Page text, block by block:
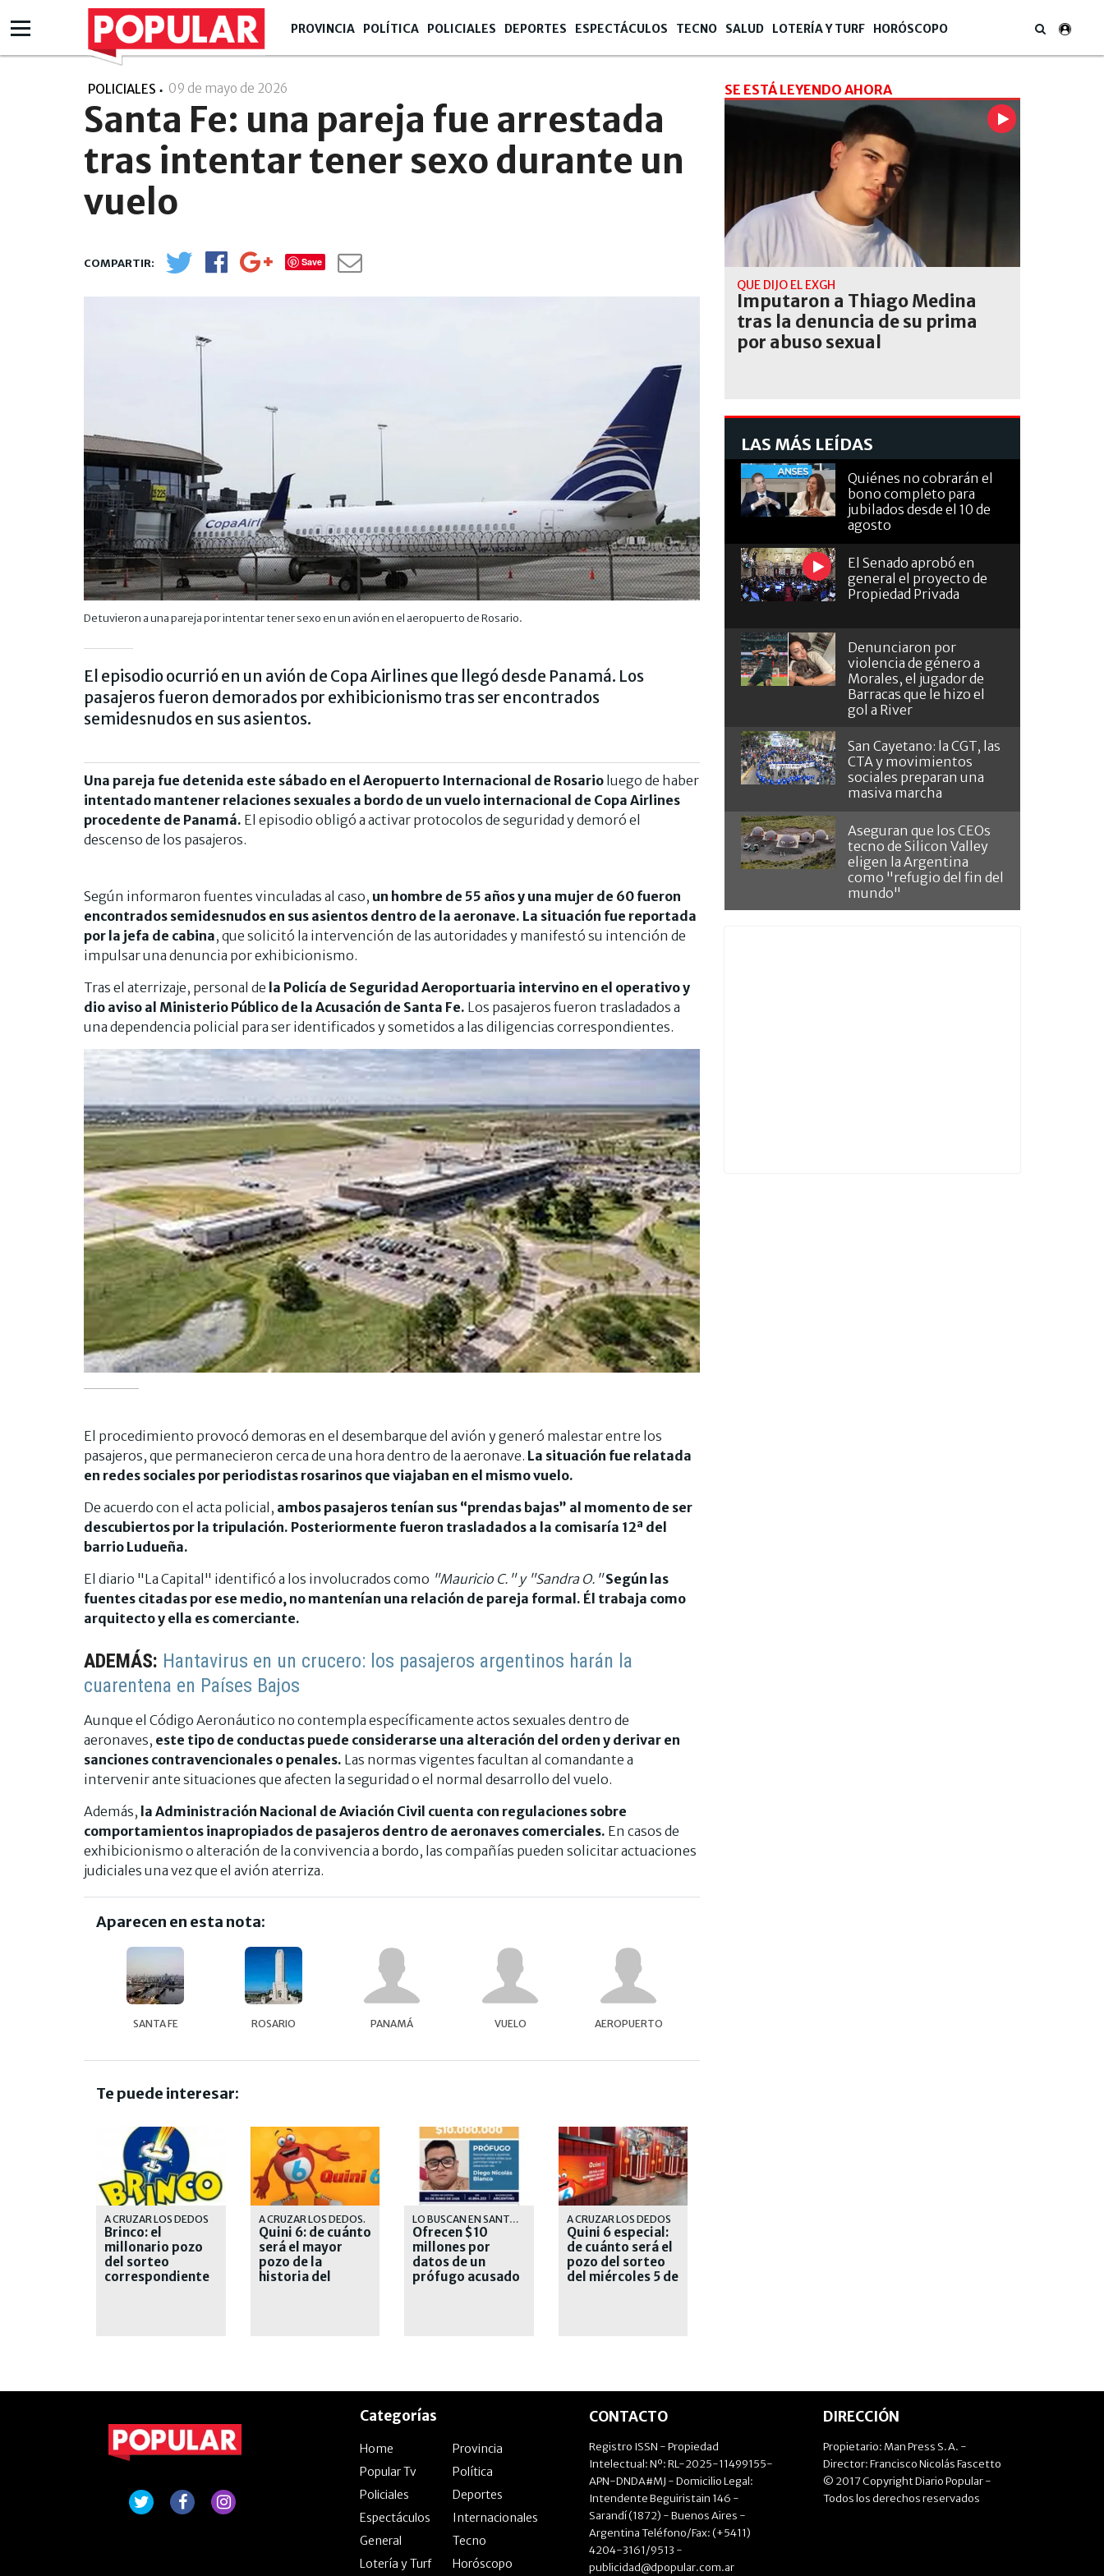
PROVINCIA POLÍTICA POLICIALES DEPORTES ESPECTÁCULOS TECNO SALUD LOTERÍA Y TURF HORÓSCOPO
POLICIALES 09 de mayo de 2026
Santa Fe: una pareja fue arrestada
tras intentar tener sexo durante un
vuelo
Save
Detuvieron a una pareja por intentar tener sexo en un avión en el aeropuerto de Rosario.
El episodio ocurrió en un avión de Copa Airlines que llegó desde Panamá. Los
pasajeros fueron demorados por exhibicionismo tras ser encontrados
semidesnudos en sus asientos.
Una pareja fue detenida este sábado en el Aeropuerto Internacional de Rosario luego de haber
intentado mantener relaciones sexuales a bordo de un vuelo internacional de Copa Airlines
procedente de Panamá. El episodio obligó a activar protocolos de seguridad y demoró el
descenso de los pasajeros.
Según informaron fuentes vinculadas al caso, un hombre de 55 años y una mujer de 60 fueron
encontrados semidesnudos en sus asientos dentro de la aeronave. La situación fue reportada
por la jefa de cabina, que solicitó la intervención de las autoridades y manifestó su intención de
impulsar una denuncia por exhibicionismo.
Tras el aterrizaje, personal de la Policía de Seguridad Aeroportuaria intervino en el operativo y
dio aviso al Ministerio Público de la Acusación de Santa Fe. Los pasajeros fueron trasladados a
una dependencia policial para ser identificados y sometidos a las diligencias correspondientes.
El procedimiento provocó demoras en el desembarque del avión y generó malestar entre los
pasajeros, que permanecieron cerca de una hora dentro de la aeronave. La situación fue relatada
en redes sociales por periodistas rosarinos que viajaban en el mismo vuelo.
De acuerdo con el acta policial, ambos pasajeros tenían sus “prendas bajas” al momento de ser
descubiertos por la tripulación. Posteriormente fueron trasladados a la comisaría 12ª del
barrio Ludueña.
El diario "La Capital" identificó a los involucrados como "Mauricio C." y "Sandra O."Según las
fuentes citadas por ese medio, no mantenían una relación de pareja formal. Él trabaja como
arquitecto y ella es comerciante.
ADEMÁS: Hantavirus en un crucero: los pasajeros argentinos harán la
cuarentena en Países Bajos
Aunque el Código Aeronáutico no contempla específicamente actos sexuales dentro de
aeronaves, este tipo de conductas puede considerarse una alteración del orden y derivar en
sanciones contravencionales o penales. Las normas vigentes facultan al comandante a
intervenir ante situaciones que afecten la seguridad o el normal desarrollo del vuelo.
Además, la Administración Nacional de Aviación Civil cuenta con regulaciones sobre
comportamientos inapropiados de pasajeros dentro de aeronaves comerciales. En casos de
exhibicionismo o alteración de la convivencia a bordo, las compañías pueden solicitar actuaciones
judiciales una vez que el avión aterriza.
Aparecen en esta nota:
SANTA FE ROSARIO PANAMÁ VUELO AEROPUERTO
Te puede interesar:
A CRUZAR LOS DEDOS
Brinco: el
millonario pozo
del sorteo
correspondiente
A CRUZAR LOS DEDOS.
Quini 6: de cuánto
será el mayor
pozo de la
historia del
LO BUSCAN EN SANTA FE
Ofrecen $10
millones por
datos de un
prófugo acusado
A CRUZAR LOS DEDOS
Quini 6 especial:
de cuánto será el
pozo del sorteo
del miércoles 5 de
SE ESTÁ LEYENDO AHORA
QUÉ DIJO EL EXGH
Imputaron a Thiago Medina
tras la denuncia de su prima
por abuso sexual
LAS MÁS LEÍDAS
Quiénes no cobrarán el
bono completo para
jubilados desde el 10 de
agosto
El Senado aprobó en
general el proyecto de
Propiedad Privada
Denunciaron por
violencia de género a
Morales, el jugador de
Barracas que le hizo el
gol a River
San Cayetano: la CGT, las
CTA y movimientos
sociales preparan una
masiva marcha
Aseguran que los CEOs
tecno de Silicon Valley
eligen la Argentina
como "refugio del fin del
mundo"
Categorías
Home
Provincia
Popular Tv
Política
Policiales
Deportes
Espectáculos
Internacionales
General
Tecno
Lotería y Turf
Horóscopo
CONTACTO
Registro ISSN - Propiedad
Intelectual: Nº: RL-2025-11499155-
APN-DNDA#MJ - Domicilio Legal:
Intendente Beguiristain 146 -
Sarandí (1872) - Buenos Aires -
Argentina Teléfono/Fax: (+5411)
4204-3161/9513 -
publicidad@dpopular.com.ar
DIRECCIÓN
Propietario: Man Press S.A. -
Director: Francisco Nicolás Fascetto
© 2017 Copyright Diario Popular -
Todos los derechos reservados